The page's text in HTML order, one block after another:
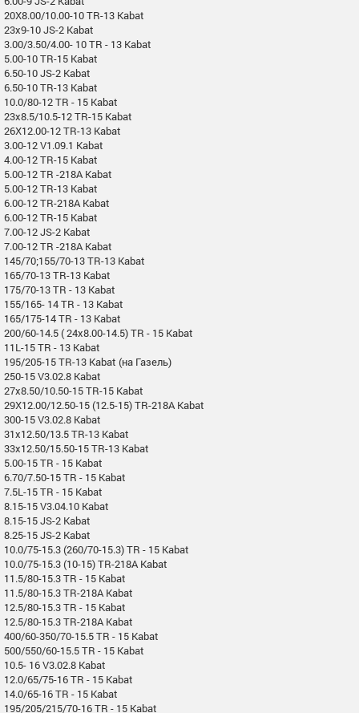
20X8.00/10.00-10 TR-13 Kabat
23x9-10 JS-2 Kabat
3.00/3.50/4.00- 10 TR - 13 Kabat
5.00-10 TR-15 Kabat
6.50-10 JS-2 Kabat
6.50-10 TR-13 Kabat
10.0/80-12 TR - 15 Kabat
23x8.5/10.5-12 TR-15 Kabat
26X12.00-12 TR-13 Kabat
3.00-12 V1.09.1 Kabat
4.00-12 TR-15 Kabat
5.00-12 TR -218A Kabat
5.00-12 TR-13 Kabat
6.00-12 TR-218A Kabat
6.00-12 TR-15 Kabat
7.00-12 JS-2 Kabat
7.00-12 TR -218A Kabat
145/70;155/70-13 TR-13 Kabat
165/70-13 TR-13 Kabat
175/70-13 TR - 13 Kabat
155/165- 14 TR - 13 Kabat
165/175-14 TR - 13 Kabat
200/60-14.5 ( 24x8.00-14.5) TR - 15 Kabat
11L-15 TR - 13 Kabat
195/205-15 TR-13 Kabat (на Газель)
250-15 V3.02.8 Kabat
27x8.50/10.50-15 TR-15 Kabat
29X12.00/12.50-15 (12.5-15) TR-218A Kabat
300-15 V3.02.8 Kabat
31x12.50/13.5 TR-13 Kabat
33x12.50/15.50-15 TR-13 Kabat
5.00-15 TR - 15 Kabat
6.70/7.50-15 TR - 15 Kabat
7.5L-15 TR - 15 Kabat
8.15-15 V3.04.10 Kabat
8.15-15 JS-2 Kabat
8.25-15 JS-2 Kabat
10.0/75-15.3 (260/70-15.3) TR - 15 Kabat
10.0/75-15.3 (10-15) TR-218A Kabat
11.5/80-15.3 TR - 15 Kabat
11.5/80-15.3 TR-218A Kabat
12.5/80-15.3 TR - 15 Kabat
12.5/80-15.3 TR-218A Kabat
400/60-350/70-15.5 TR - 15 Kabat
500/550/60-15.5 TR - 15 Kabat
10.5- 16 V3.02.8 Kabat
12.0/65/75-16 TR - 15 Kabat
14.0/65-16 TR - 15 Kabat
195/205/215/70-16 TR - 15 Kabat